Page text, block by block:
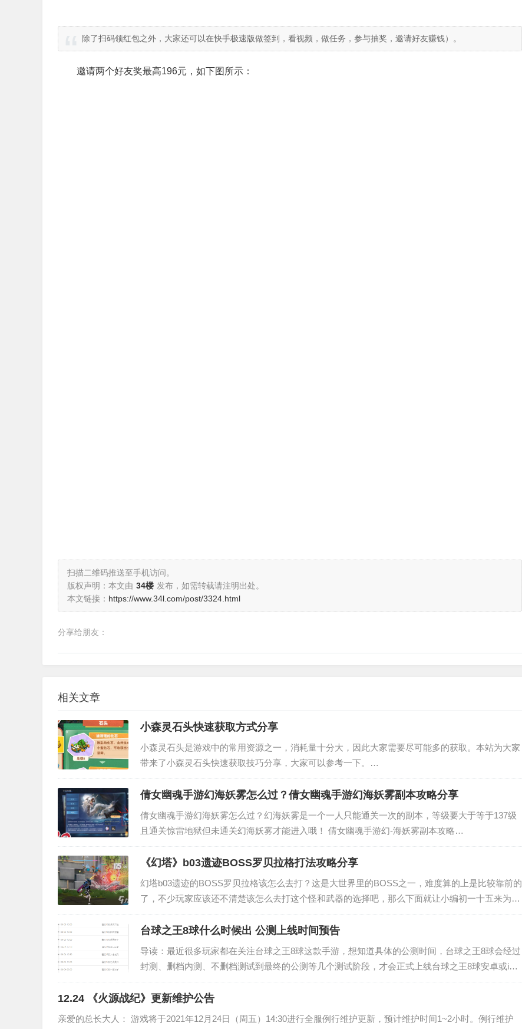
除了扫码领红包之外，大家还可以在快手极速版做签到，看视频，做任务，参与抽奖，邀请好友赚钱）。
邀请两个好友奖最高196元，如下图所示：
扫描二维码推送至手机访问。
版权声明：本文由 34楼 发布，如需转载请注明出处。
本文链接： https://www.34l.com/post/3324.html
分享给朋友：
相关文章
小森灵石头快速获取方式分享
小森灵石头是游戏中的常用资源之一，消耗量十分大，因此大家需要尽可能多的获取。本站为大家
带来了小森灵石头快速获取技巧分享，大家可以参考一下。…
倩女幽魂手游幻海妖雾怎么过？倩女幽魂手游幻海妖雾副本攻略分享
倩女幽魂手游幻海妖雾怎么过？幻海妖雾是一个一人只能通关一次的副本，等级要大于等于137级
且通关惊雷地狱但未通关幻海妖雾才能进入哦！ 倩女幽魂手游幻-海妖雾副本攻略…
《幻塔》b03遗迹BOSS罗贝拉格打法攻略分享
幻塔b03遗迹的BOSS罗贝拉格该怎么去打？这是大世界里的BOSS之一，难度算的上是比较靠前的
了，不少玩家应该还不清楚该怎么去打这个怪和武器的选择吧，那么下面就让小编初一十五来为大
家分享一下该怪的打法攻略吧。 《幻塔》b03遗迹BOSS罗…
台球之王8球什么时候出 公测上线时间预告
导读：最近很多玩家都在关注台球之王8球这款手游，想知道具体的公测时间，台球之王8球会经过
封测、删档内测、不删档测试到最终的公测等几个测试阶段，才会正式上线台球之王8球安卓或iOS
版本，有很多玩家就会问小编台球之王8球什么时候公测，究竟什么时…
12.24 《火源战纪》更新维护公告
亲爱的总长大人： 游戏将于2021年12月24日（周五）14:30进行全服例行维护更新，预计维护时间1~2小时。例行维护